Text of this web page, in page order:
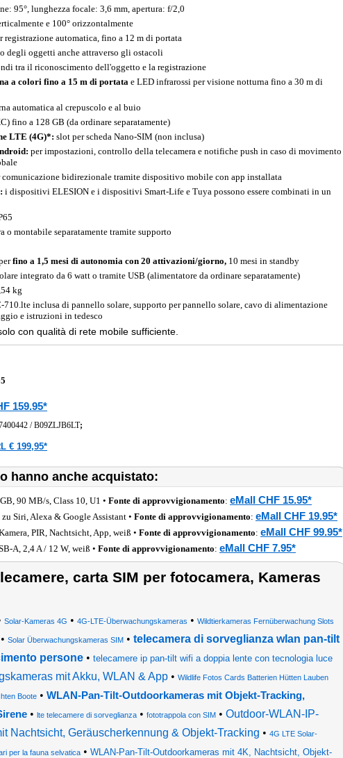
95°, lunghezza focale: 3,6 mm, apertura: f/2,0
e 100° orizzontalmente
registrazione automatica, fino a 12 m di portata
degli oggetti anche attraverso gli ostacoli
tra il riconoscimento dell'oggetto e la registrazione
a colori fino a 15 m di portatae LED infrarossi per visione notturna fino a 30 m di
automatica al crepuscolo e al buio
fino a 128 GB (da ordinare separatamente)
LTE (4G)*: slot per scheda Nano-SIM (non inclusa)
per impostazioni, controllo della telecamera e notifiche push in caso di movimento
comunicazione bidirezionale tramite dispositivo mobile con app installata
i dispositivi ELESION e i dispositivi Smart-Life e Tuya possono essere combinati in un
o montabile separatamente tramite supporto
fino a 1,5 mesi di autonomia con 20 attivazioni/giorno, 10 mesi in standby
integrato da 6 watt o tramite USB (alimentatore da ordinare separatamente)
kg
710.lte inclusa di pannello solare, supporto per pannello solare, cavo di alimentazione
e istruzioni in tedesco
con qualità di rete mobile sufficiente.
159.95*
/B09ZLJB6LT;
€ 199,95*
hanno anche acquistato:
90 MB/s, Class 10, U1 • Fonte di approvvigionamento: eMall CHF 15.95*
Siri, Alexa & Google Assistant • Fonte di approvvigionamento: eMall CHF 19.95*
PIR, Nachtsicht, App, weiß • Fonte di approvvigionamento: eMall CHF 99.95*
A, 2,4 A / 12 W, weiß • Fonte di approvvigionamento: eMall CHF 7.95*
carta SIM per fotocamera, Kameras
Solar-Kameras 4G • 4G-LTE-Überwachungskameras • Wildtierkameras Fernüberwachung Slots
• Solar Überwachungskameras SIM • telecamera di sorveglianza wlan pan-tilt
persone• telecamere ip pan-tilt wifi a doppia lente con tecnologia luce
mit Akku, WLAN & App • Wildlife Fotos Cards Batterien Hütten Lauben
Boote • WLAN-Pan-Tilt-Outdoorkameras mit Objekt-Tracking,
• lte telecamere di sorveglianza• fototrappola con SIM• Outdoor-WLAN-IP-
Nachtsicht, Geräuscherkennung & Objekt-Tracking • 4G LTE Solar-
per la fauna selvatica • WLAN-Pan-Tilt-Outdoorkameras mit 4K, Nachtsicht, Objekt-